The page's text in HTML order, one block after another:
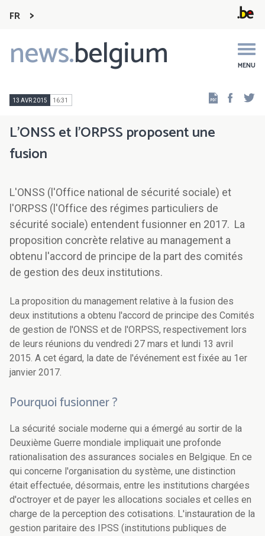
FR
news.belgium MENU
Main
navigation
13 AVR 2015 16:31
L'ONSS et l'ORPSS proposent une
fusion
L'ONSS (l'Office national de sécurité sociale) et
l'ORPSS (l'Office des régimes particuliers de
sécurité sociale) entendent fusionner en 2017. La
proposition concrète relative au management a
obtenu l'accord de principe de la part des comités
de gestion des deux institutions.
La proposition du management relative à la fusion des
deux institutions a obtenu l'accord de principe des Comités
de gestion de l'ONSS et de l'ORPSS, respectivement lors
de leurs réunions du vendredi 27 mars et lundi 13 avril
2015. A cet égard, la date de l'événement est fixée au 1er
janvier 2017.
Pourquoi fusionner ?
La sécurité sociale moderne qui a émergé au sortir de la
Deuxième Guerre mondiale impliquait une profonde
rationalisation des assurances sociales en Belgique. En ce
qui concerne l'organisation du système, une distinction
était effectuée, désormais, entre les institutions chargées
d'octroyer et de payer les allocations sociales et celles en
charge de la perception des cotisations. L'instauration de la
gestion paritaire des IPSS (institutions publiques de